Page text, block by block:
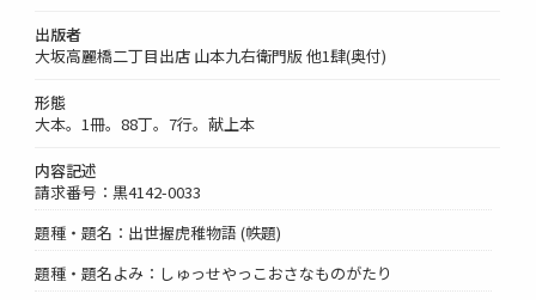
出版者
大坂高麗橋二丁目出店 山本九右衛門版 他1肆(奥付)
形態
大本。1冊。88丁。7行。献上本
内容記述
請求番号：黒4142-0033
題種・題名：出世握虎稚物語 (帙題)
題種・題名よみ：しゅっせやっこおさなものがたり